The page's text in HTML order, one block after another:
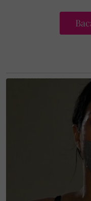
Pendekatan yang
komuniti apabila
membeli-belah
tanpa mengira usia.
Pengurus Kedai
Mohd Bukri
bakal berlangsung
sebagai sebuah